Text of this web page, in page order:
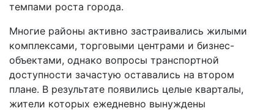
темпами роста города.
Многие районы активно застраивались жилыми
комплексами, торговыми центрами и бизнес-
объектами, однако вопросы транспортной
доступности зачастую оставались на втором
плане. В результате появились целые кварталы,
жители которых ежедневно вынуждены